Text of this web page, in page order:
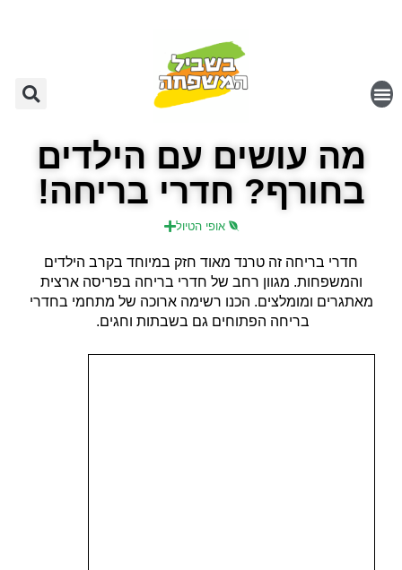
מה עושים עם הילדים
בחורף? חדרי בריחה!
אופי הטיול
חדרי בריחה זה טרנד מאוד חזק במיוחד בקרב הילדים
והמשפחות. מגוון רחב של חדרי בריחה בפריסה ארצית
מאתגרים ומומלצים. הכנו רשימה ארוכה של מתחמי בחדרי
בריחה הפתוחים גם בשבתות וחגים.